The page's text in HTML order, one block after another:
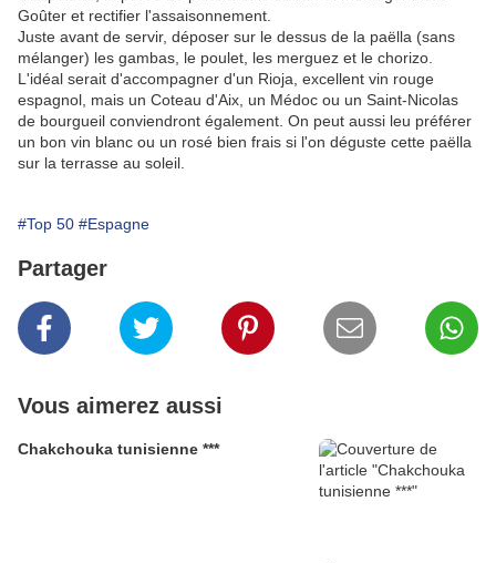
Goûter et rectifier l'assaisonnement.
Juste avant de servir, déposer sur le dessus de la paëlla (sans
mélanger) les gambas, le poulet, les merguez et le chorizo.
L'idéal serait d'accompagner d'un Rioja, excellent vin rouge
espagnol, mais un Coteau d'Aix, un Médoc ou un Saint-Nicolas
de bourgueil conviendront également. On peut aussi leu préférer
un bon vin blanc ou un rosé bien frais si l'on déguste cette paëlla
sur la terrasse au soleil.
#Top 50 #Espagne
Partager
Vous aimerez aussi
Chakchouka tunisienne ***